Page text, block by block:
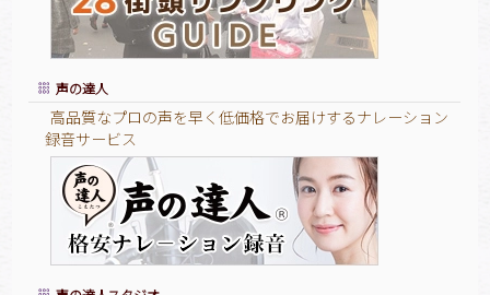
声の達人
高品質なプロの声を早く低価格でお届けするナレーション
録音サービス